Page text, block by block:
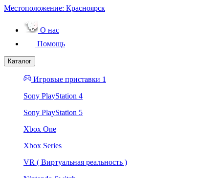
Местоположение: Красноярск
О нас
Помощь
Каталог
Игровые приставки 1
Sony PlayStation 4
Sony PlayStation 5
Xbox One
Xbox Series
VR ( Виртуальная реальность )